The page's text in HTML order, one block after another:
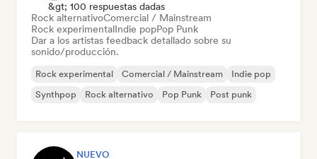
&gt; 100 respuestas dadas
Rock alternativoComercial / Mainstream
Rock experimentalIndie popPop Punk
Dar a los artistas feedback detallado sobre su
sonido/producción.
Rock experimental Comercial / Mainstream
Indie pop
Synthpop
Rock alternativo Pop Punk Post punk
NUEVO